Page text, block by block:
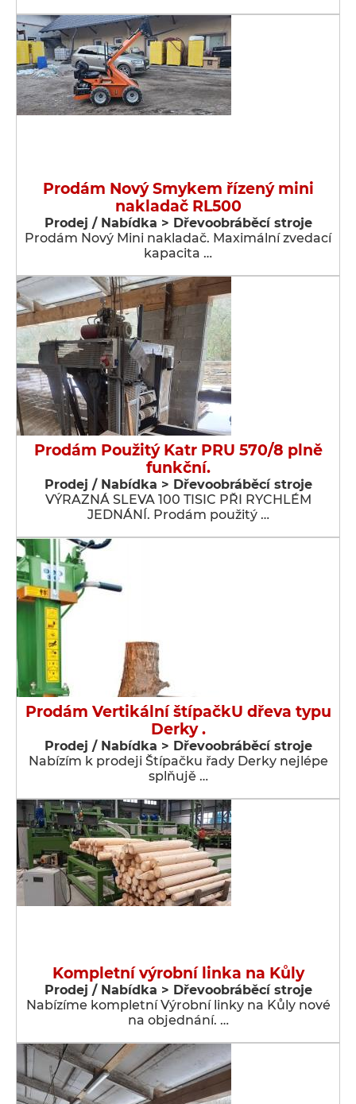
Prodám Nový Smykem řízený mini
nakladač RL500
Prodej / Nabídka > Dřevoobráběcí stroje
Prodám Nový Mini nakladač. Maximální zvedací
kapacita …
Prodám Použitý Katr PRU 570/8 plně
funkční.
Prodej / Nabídka > Dřevoobráběcí stroje
VÝRAZNÁ SLEVA 100 TISIC PŘI RYCHLÉM
JEDNÁNÍ. Prodám použitý …
Prodám Vertikální štípačkU dřeva typu
Derky .
Prodej / Nabídka > Dřevoobráběcí stroje
Nabízím k prodeji Štípačku řady Derky nejlépe
splňujě …
Kompletní výrobní linka na Kůly
Prodej / Nabídka > Dřevoobráběcí stroje
Nabízíme kompletní Výrobní linky na Kůly nové
na objednání. …